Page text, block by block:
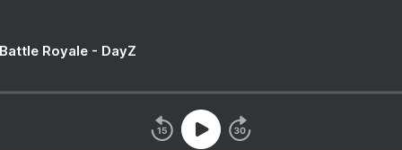
Royale - DayZ